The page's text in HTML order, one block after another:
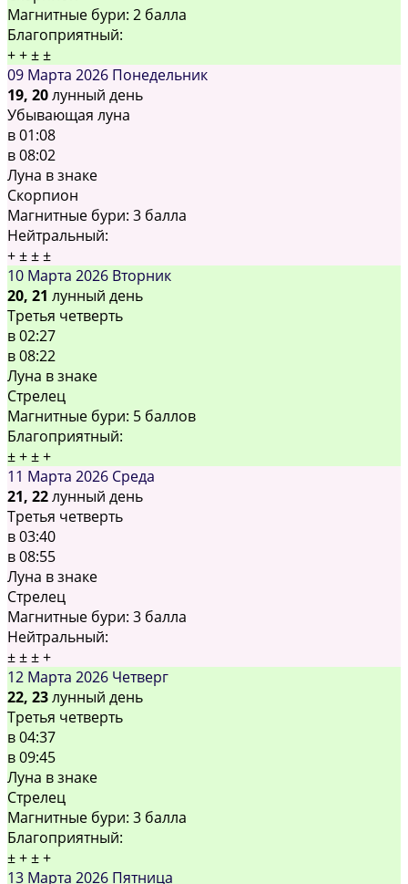
Магнитные бури: 2 балла
Благоприятный:
++±±
09 Марта 2026 Понедельник
19, 20лунный день
Убывающая луна
в01:08
в08:02
Луна в знаке
Скорпион
Магнитные бури: 3 балла
Нейтральный:
+±±±
10 Марта 2026 Вторник
20, 21 лунный день
Третья четверть
в02:27
в08:22
Луна в знаке
Стрелец
Магнитные бури: 5 баллов
Благоприятный:
±+±+
11 Марта 2026 Среда
21, 22лунный день
Третья четверть
в03:40
в08:55
Луна в знаке
Стрелец
Магнитные бури: 3 балла
Нейтральный:
±±±+
12 Марта 2026 Четверг
22, 23лунный день
Третья четверть
в04:37
в09:45
Луна в знаке
Стрелец
Магнитные бури: 3 балла
Благоприятный:
±+±+
13 Марта 2026 Пятница